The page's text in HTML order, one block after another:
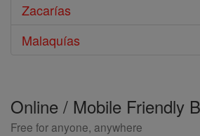
Zacarías
Malaquías
Online / Mobile Friendly
Free for anyone, anywhere